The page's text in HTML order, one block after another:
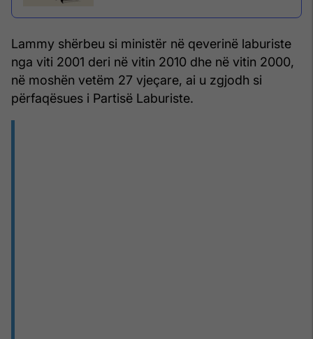
Lammy shërbeu si ministër në qeverinë laburiste
nga viti 2001 deri në vitin 2010 dhe në vitin 2000,
në moshën vetëm 27 vjeçare, ai u zgjodh si
përfaqësues i Partisë Laburiste.